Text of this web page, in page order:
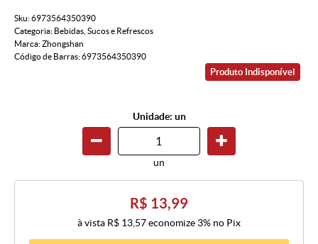
Sku:6973564350390
Categoria: Bebidas Sucos e Refrescos
Marca:Zhongshan
Código de Barras:6973564350390
Produto Indisponível
Unidade: un
un
R$ 13,99
à vista R$ 13,57economize 3% no Pix